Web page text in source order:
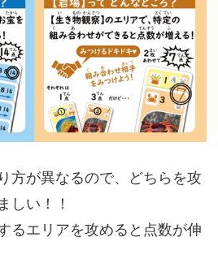
方が異なるので、どちらを攻
しい！！
るエリアを攻めると点数が伸